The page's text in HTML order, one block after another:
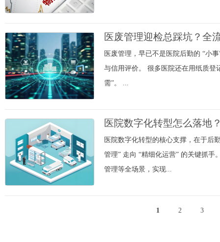
医废管理迎检总踩坑？全
医废管理，早已不是医院后勤的 “小
与信用评价。 很多医院还在用纸质登
需”。 ...
医院数字化转型怎么落地
医院数字化转型的核心支撑，在于后
管理” 走向 “精细化运营” 的关键抓
管理等全场景，实现...
1 2 3